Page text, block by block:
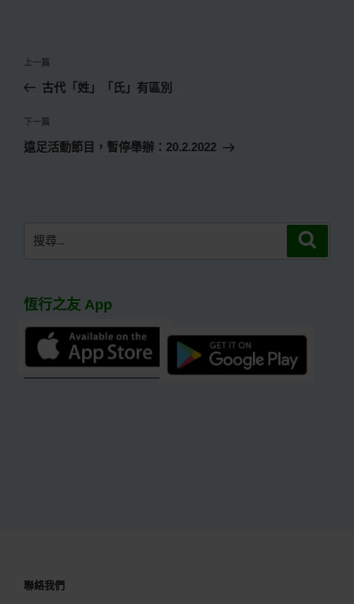
文
覽
上
一
文
章
上一篇
古代「姓」「氏」有區別
下
一
下一篇
遠足活動節目，暫停舉辦：20.2.2022
尋
字:
恆行之友 App
聯絡我們